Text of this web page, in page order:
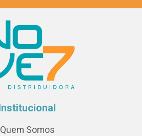
Institucional
Quem Somos